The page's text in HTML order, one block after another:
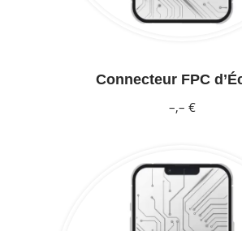
Connecteur FPC
–,– €